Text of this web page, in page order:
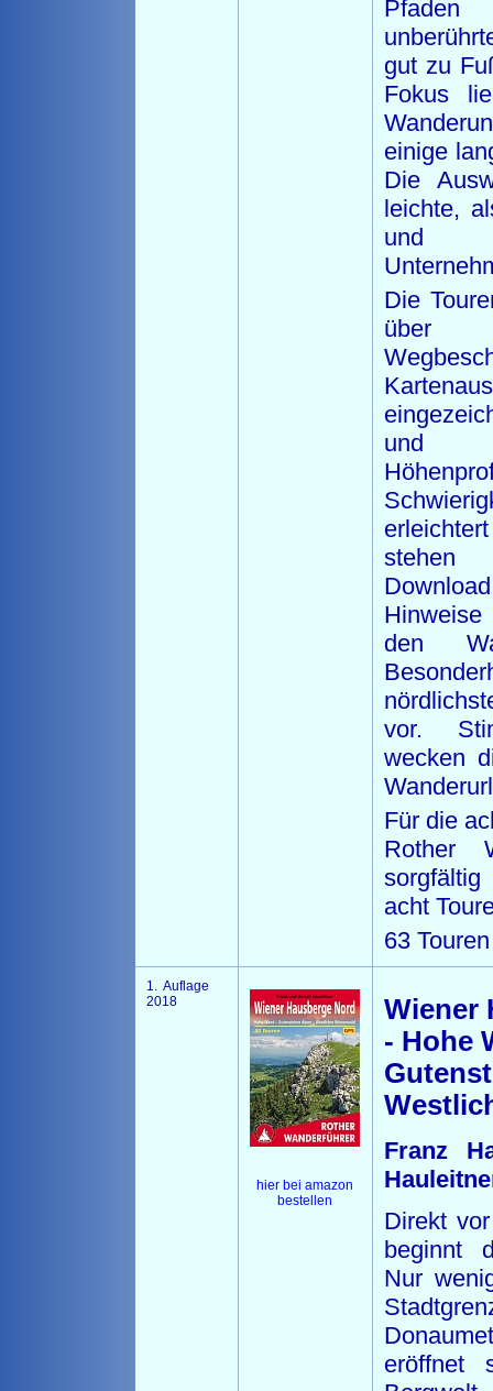
gut zu
Fokus
einige
Die
leichte,
und
Die
über
und
stehen
den
vor.
wecken
Für die
Rother
acht
63 Touren
1. Auflage
2018
hier bei amazon
bestellen
Wiener
- Hohe
Franz
Direkt
beginnt
Nur
eröffnet